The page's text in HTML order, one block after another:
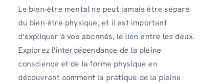
Le bien-être mental ne peut jamais être séparé
du bien-être physique, et il est important
d'expliquer à vos abonnés, le lienentre les deux.
Explorez l'interdépendance de la pleine
conscience et de la forme physique en
découvrant comment la pratique de la pleine